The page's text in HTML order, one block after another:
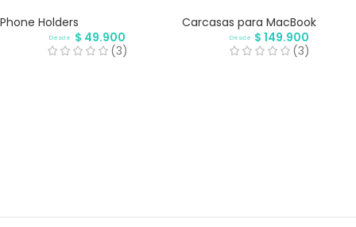
Phone Holders
Desde $ 49.900
(3)
Carcasas para MacBook
Desde $ 149.900
(3)